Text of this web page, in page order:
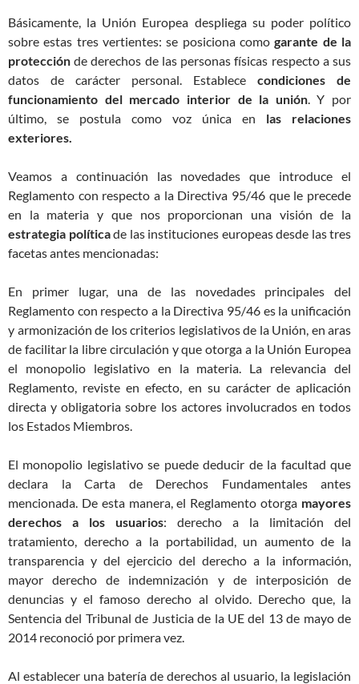
Básicamente, la Unión Europea despliega su poder político
sobre estas tres vertientes: se posiciona comogarante de la
protecciónde derechos de las personas físicas respecto a sus
datos de carácter personal. Establece condiciones de
funcionamiento del mercado interior de la unión. Y por
último, se postula como voz única en las relaciones
exteriores.
Veamos a continuación las novedades que introduce el
Reglamento con respecto a la Directiva 95/46 que le precede
en la materia y que nos proporcionan una visión de la
estrategia políticade las instituciones europeas desde las tres
facetas antes mencionadas:
En primer lugar, una de las novedades principales del
Reglamento con respecto a la Directiva 95/46 es la unificación
y armonización de los criterios legislativos de la Unión, en aras
de facilitar la libre circulación y que otorga a la Unión Europea
el monopolio legislativo en la materia. La relevancia del
Reglamento, reviste en efecto, en su carácter de aplicación
directa y obligatoria sobre los actores involucrados en todos
los Estados Miembros.
El monopolio legislativo se puede deducir de la facultad que
declara la Carta de Derechos Fundamentales antes
mencionada. De esta manera, el Reglamento otorga mayores
derechos a los usuarios: derecho a la limitación del
tratamiento, derecho a la portabilidad, un aumento de la
transparencia y del ejercicio del derecho a la información,
mayor derecho de indemnización y de interposición de
denuncias y el famoso derecho al olvido. Derecho que, la
Sentencia del Tribunal de Justicia de la UE del 13 de mayo de
2014 reconoció por primera vez.
Al establecer una batería de derechos al usuario, la legislación